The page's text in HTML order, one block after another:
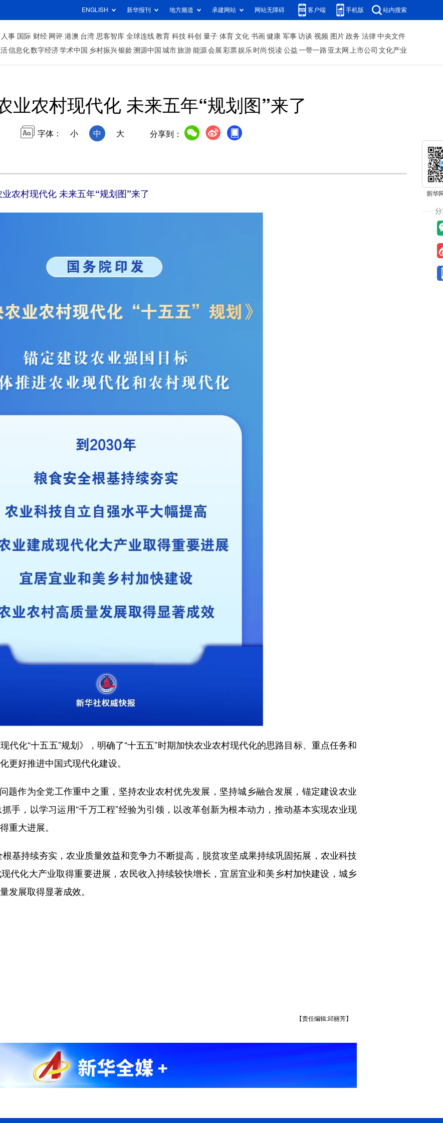
ENGLISH 新华报刊 地方频道 承建网站 网站无障碍 客户端 手机版 站内搜索
人事 国际 财经 网评 港澳 台湾 思客智库 全球连线 教育 科技 科创 量子 体育 文化 书画 健康 军事 访谈 视频 图片 政务 法律 中央文件
信息化数字经济学术中国 乡村振兴银龄溯源中国 城市旅游 能源 会展 彩票娱乐 时尚 悦读 公益 一带一路 亚太网 上市公司 文化产业
业农村现代化 未来五年“规划图”来了
字体： 小 中 大 分享到：
农村现代化 未来五年“规划图”来了
化“十五五”规划》，明确了“十五五”时期加快农业农村现代化的思路目标、重点任务和
更好推进中国式现代化建设。
作为全党工作重中之重，坚持农业农村优先发展，坚持城乡融合发展，锚定建设农业
手，以学习运用“千万工程”经验为引领，以改革创新为根本动力，推动基本实现农业现
重大进展。
持续夯实，农业质量效益和竞争力不断提高，脱贫攻坚成果持续巩固拓展，农业科技
代化大产业取得重要进展，农民收入持续较快增长，宜居宜业和美乡村加快建设，城乡
发展取得显著成效。
【责任编辑:邱丽芳】